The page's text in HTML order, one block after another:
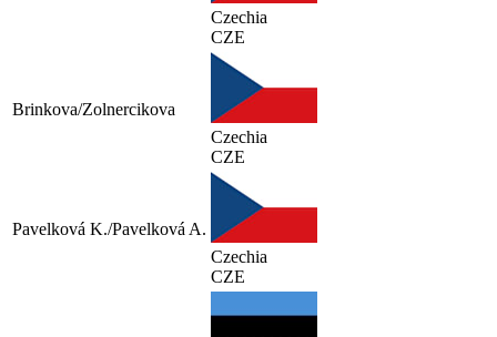
Czechia
CZE
Brinkova/Zolnercikova
Czechia
CZE
Pavelková K./Pavelková A.
Czechia
CZE